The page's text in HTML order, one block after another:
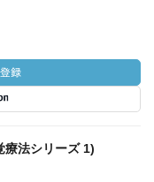
療法シリーズ 1)